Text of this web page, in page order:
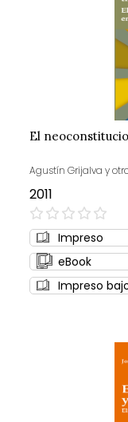
El
Agustín Grijalva y
2011
0%
Impreso
eBook
Impreso